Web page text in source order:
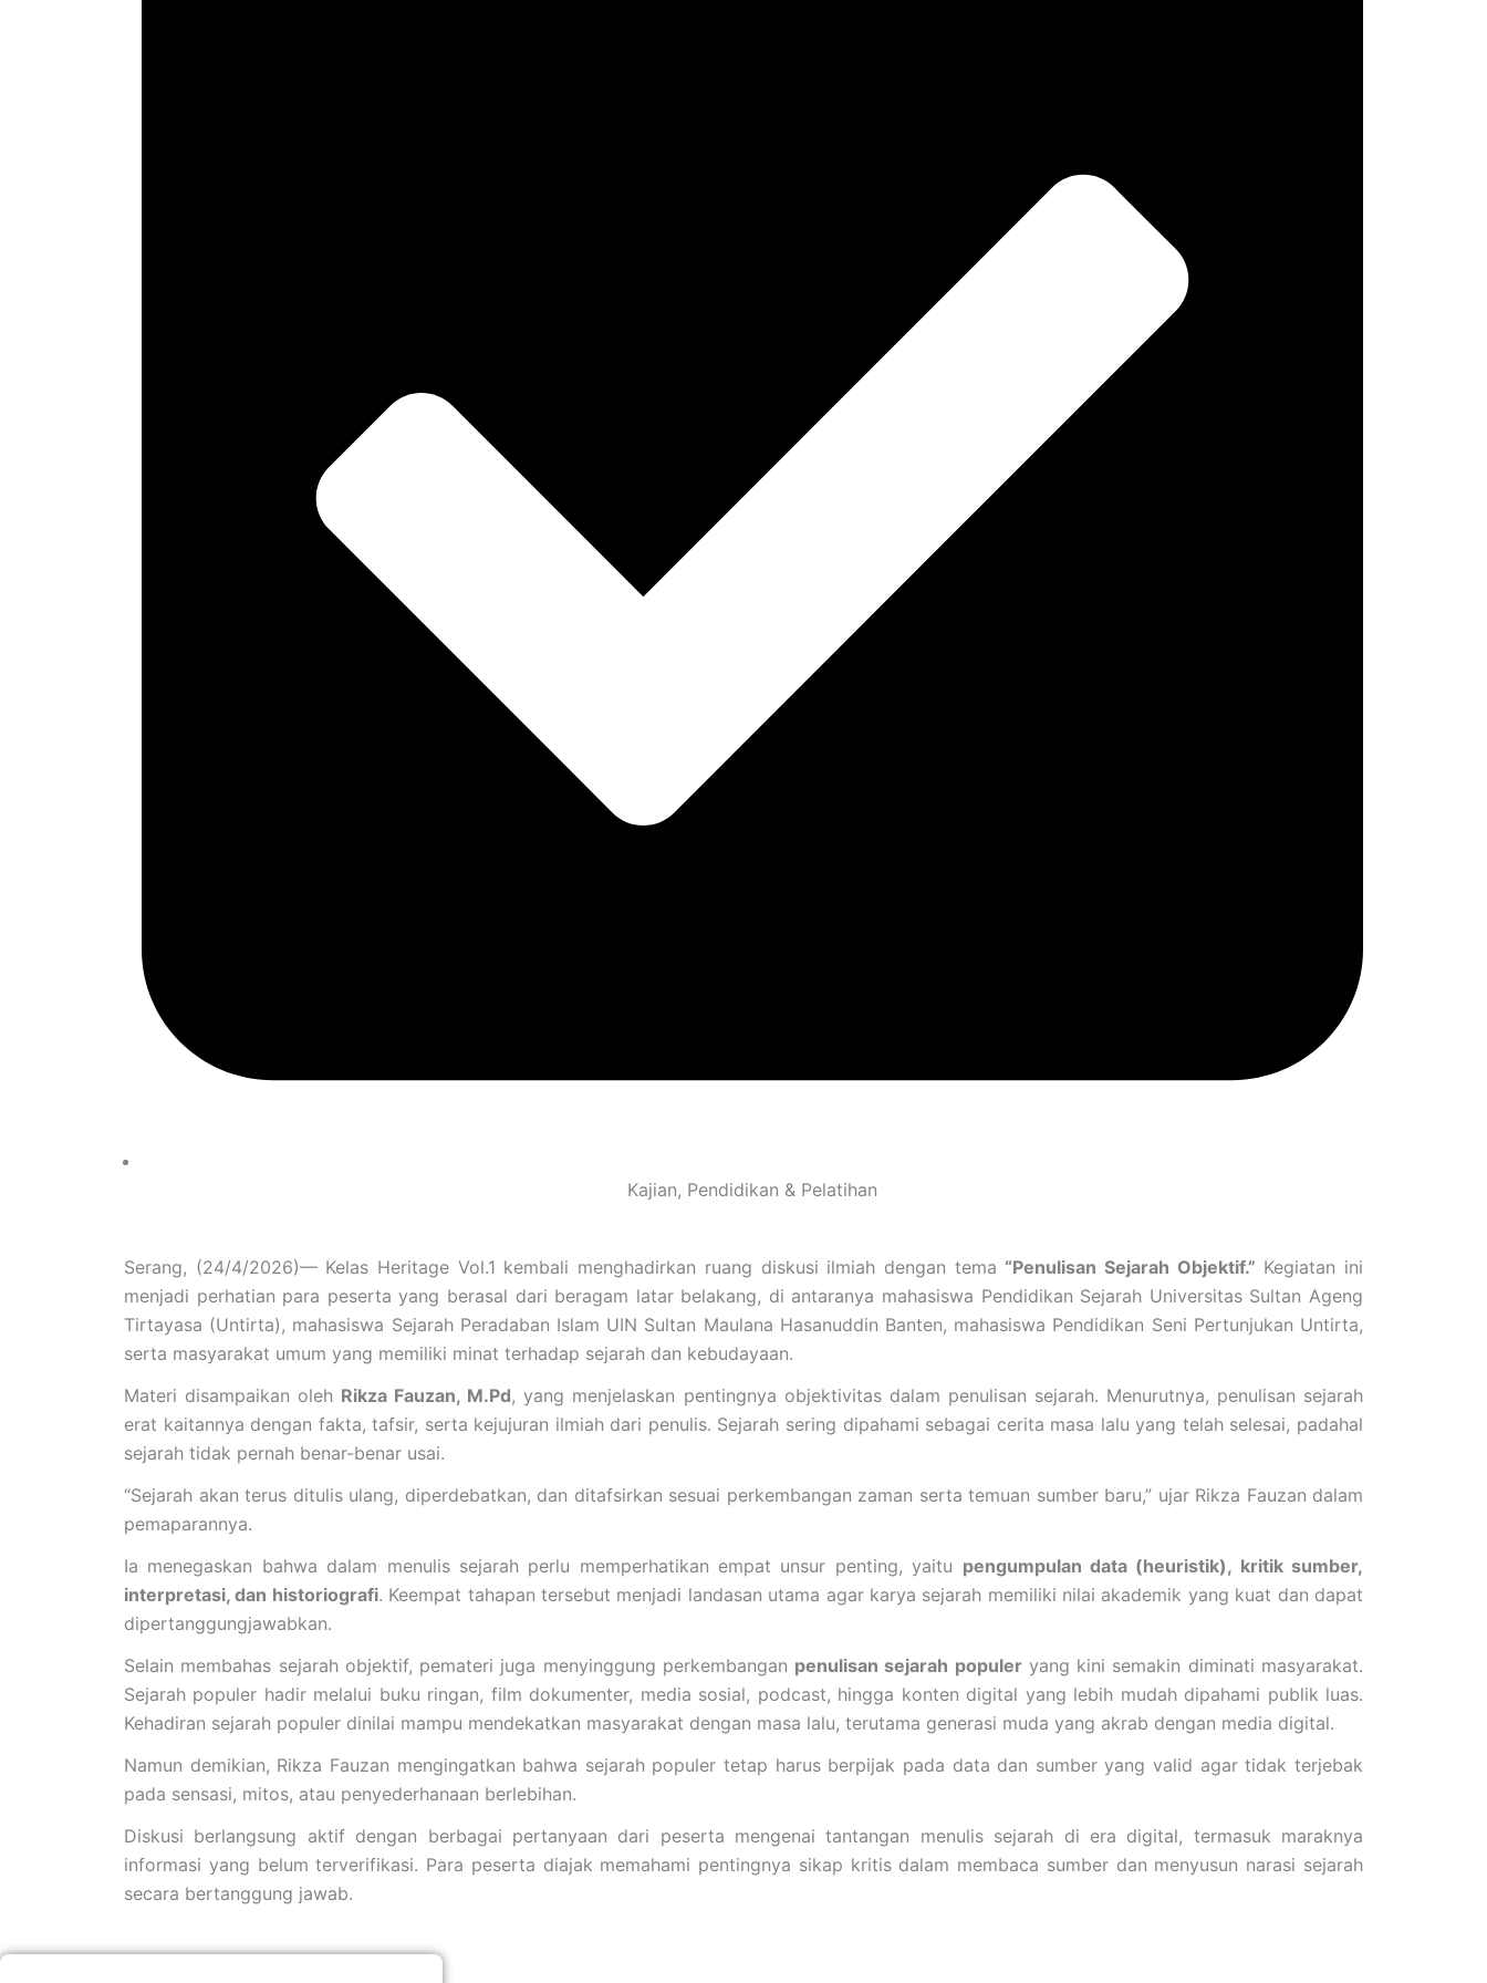
Kajian, Pendidikan & Pelatihan
Serang, (24/4/2026)— Kelas Heritage Vol.1 kembali menghadirkan ruang diskusi ilmiah dengan tema “Penulisan Sejarah Objektif.” Kegiatan ini
menjadi perhatian para peserta yang berasal dari beragam latar belakang, di antaranya mahasiswa Pendidikan Sejarah Universitas Sultan Ageng
Tirtayasa (Untirta), mahasiswa Sejarah Peradaban Islam UIN Sultan Maulana Hasanuddin Banten, mahasiswa Pendidikan Seni Pertunjukan Untirta,
serta masyarakat umum yang memiliki minat terhadap sejarah dan kebudayaan.
Materi disampaikan oleh Rikza Fauzan, M.Pd, yang menjelaskan pentingnya objektivitas dalam penulisan sejarah. Menurutnya, penulisan sejarah
erat kaitannya dengan fakta, tafsir, serta kejujuran ilmiah dari penulis. Sejarah sering dipahami sebagai cerita masa lalu yang telah selesai, padahal
sejarah tidak pernah benar-benar usai.
“Sejarah akan terus ditulis ulang, diperdebatkan, dan ditafsirkan sesuai perkembangan zaman serta temuan sumber baru,” ujar Rikza Fauzan dalam
pemaparannya.
Ia menegaskan bahwa dalam menulis sejarah perlu memperhatikan empat unsur penting, yaitu pengumpulan data (heuristik), kritik sumber,
interpretasi, dan historiografi. Keempat tahapan tersebut menjadi landasan utama agar karya sejarah memiliki nilai akademik yang kuat dan dapat
dipertanggungjawabkan.
Selain membahas sejarah objektif, pemateri juga menyinggung perkembangan penulisan sejarah populeryang kini semakin diminati masyarakat.
Sejarah populer hadir melalui buku ringan, film dokumenter, media sosial, podcast, hingga konten digital yang lebih mudah dipahami publik luas.
Kehadiran sejarah populer dinilai mampu mendekatkan masyarakat dengan masa lalu, terutama generasi muda yang akrab dengan media digital.
Namun demikian, Rikza Fauzan mengingatkan bahwa sejarah populer tetap harus berpijak pada data dan sumber yang valid agar tidak terjebak
pada sensasi, mitos, atau penyederhanaan berlebihan.
Diskusi berlangsung aktif dengan berbagai pertanyaan dari peserta mengenai tantangan menulis sejarah di era digital, termasuk maraknya
informasi yang belum terverifikasi. Para peserta diajak memahami pentingnya sikap kritis dalam membaca sumber dan menyusun narasi sejarah
secara bertanggung jawab.